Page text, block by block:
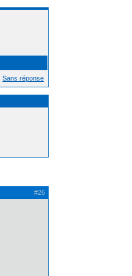
Sans réponse
#26